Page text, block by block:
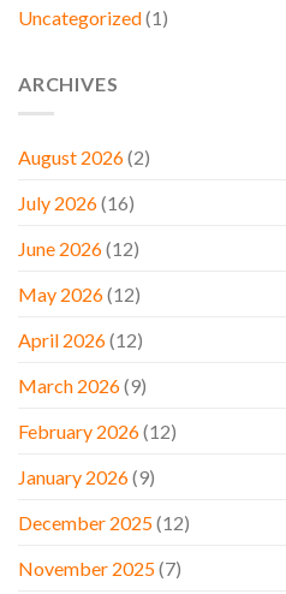
Uncategorized(1)
ARCHIVES
August 2026(2)
July 2026(16)
June 2026(12)
May 2026(12)
April 2026(12)
March 2026(9)
February 2026(12)
January 2026(9)
December 2025(12)
November 2025(7)